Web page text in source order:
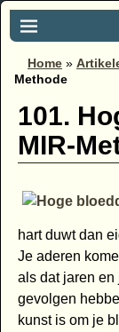
Home »
Methode
101.
MIR-
hart duwt dan
Je aderen
als dat jaren en
gevolgen
kunst is om je